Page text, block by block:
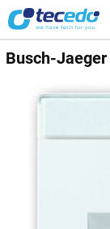
Busch-Jaeger